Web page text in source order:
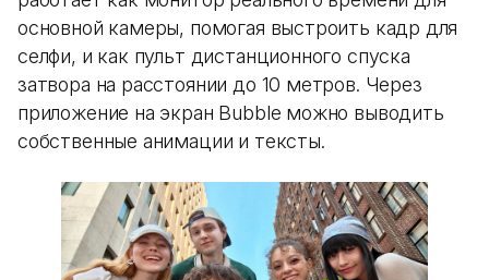
основной камеры, помогая выстроить кадр для
селфи, и как пульт дистанционного спуска
затвора на расстоянии до 10 метров. Через
приложение на экран Bubble можно выводить
собственные анимации и тексты.